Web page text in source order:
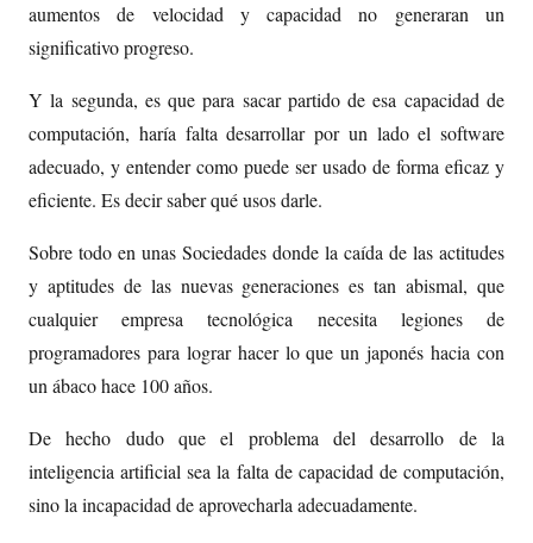
aumentos de velocidad y capacidad no generaran un
significativo progreso.
Y la segunda, es que para sacar partido de esa capacidad de
computación, haría falta desarrollar por un lado el software
adecuado, y entender como puede ser usado de forma eficaz y
eficiente. Es decir saber qué usos darle.
Sobre todo en unas Sociedades donde la caída de las actitudes
y aptitudes de las nuevas generaciones es tan abismal, que
cualquier empresa tecnológica necesita legiones de
programadores para lograr hacer lo que un japonés hacia con
un ábaco hace 100 años.
De hecho dudo que el problema del desarrollo de la
inteligencia artificial sea la falta de capacidad de computación,
sino la incapacidad de aprovecharla adecuadamente.